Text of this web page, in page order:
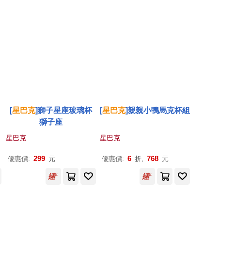
[星巴克]獅子星座玻璃杯
獅子座
星巴克
優惠價: 299 元
[星巴克]親親小鴨馬克杯組
星巴克
優惠價: 6 折, 768 元